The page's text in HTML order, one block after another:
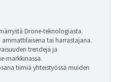
Drone-teknologiasta.
tai harrastajana.
trendejä ja
markkinassa.
tiimiä yhteistyössä muiden